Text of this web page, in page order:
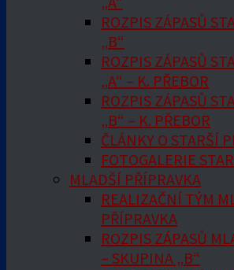
ROZPIS ZÁPASŮ
„B“
ROZPIS ZÁPASŮ
„A“ – K. PŘEBOR
ROZPIS ZÁPASŮ
„B“ – K. PŘEBOR
ČLÁNKY O STARŠÍ
FOTOGALERIE
MLADŠÍ PŘÍPRAVKA
REALIZAČNÍ TÝM
PŘÍPRAVKA
ROZPIS ZÁPASŮ
– SKUPINA „B“